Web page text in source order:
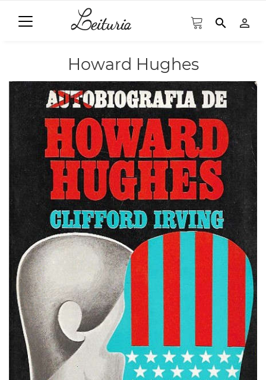
search person_outline
Howard Hughes